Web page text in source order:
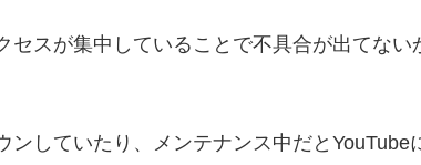
セスが集中していることで不具合が出てない
ンしていたり、メンテナンス中だとYouTube